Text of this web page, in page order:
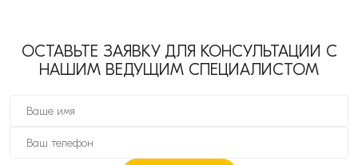
ОСТАВЬТЕ ЗАЯВКУ ДЛЯ КОНСУЛЬТАЦИИ С
НАШИМ ВЕДУЩИМ СПЕЦИАЛИСТОМ